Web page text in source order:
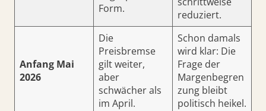
Form.
reduziert.
Anfang Mai
2026
Die
Preisbremse
gilt weiter,
aber
schwächer als
im April.
Schon damals
wird klar: Die
Frage der
Margenbegren
zung bleibt
politisch heikel.